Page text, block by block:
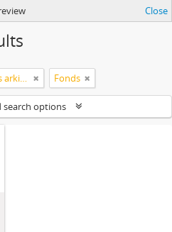
Close
Svenska humanistiska förbundets arkiv: handlingar 2003-2012 Fonds
search options